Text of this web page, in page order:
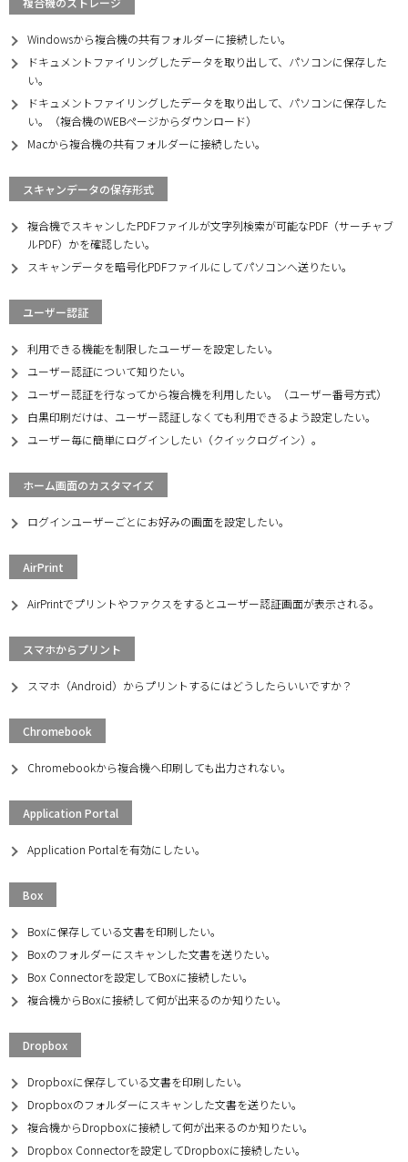
Windowsから複合機の共有フォルダーに接続したい。
ドキュメントファイリングしたデータを取り出して、パソコンに保存した
い。
ドキュメントファイリングしたデータを取り出して、パソコンに保存した
い。（複合機のWEBページからダウンロード）
Macから複合機の共有フォルダーに接続したい。
スキャンデータの保存形式
複合機でスキャンしたPDFファイルが文字列検索が可能なPDF（サーチャブ
ルPDF）かを確認したい。
スキャンデータを暗号化PDFファイルにしてパソコンへ送りたい。
ユーザー認証
利用できる機能を制限したユーザーを設定したい。
ユーザー認証について知りたい。
ユーザー認証を行なってから複合機を利用したい。（ユーザー番号方式）
白黒印刷だけは、ユーザー認証しなくても利用できるよう設定したい。
ユーザー毎に簡単にログインしたい（クイックログイン）。
ホーム画面のカスタマイズ
ログインユーザーごとにお好みの画面を設定したい。
AirPrint
AirPrintでプリントやファクスをするとユーザー認証画面が表示される。
スマホからプリント
スマホ（Android）からプリントするにはどうしたらいいですか？
Chromebook
Chromebookから複合機へ印刷しても出力されない。
Application Portal
Application Portalを有効にしたい。
Box
Boxに保存している文書を印刷したい。
Boxのフォルダーにスキャンした文書を送りたい。
Box Connectorを設定してBoxに接続したい。
複合機からBoxに接続して何が出来るのか知りたい。
Dropbox
Dropboxに保存している文書を印刷したい。
Dropboxのフォルダーにスキャンした文書を送りたい。
複合機からDropboxに接続して何が出来るのか知りたい。
Dropbox Connectorを設定してDropboxに接続したい。